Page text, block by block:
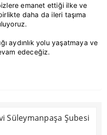
emanet ettiği ilke ve
daha da ileri taşıma
aydınlık yolu yaşatmaya ve
edeceğiz.
Süleymanpaşa Şubesi